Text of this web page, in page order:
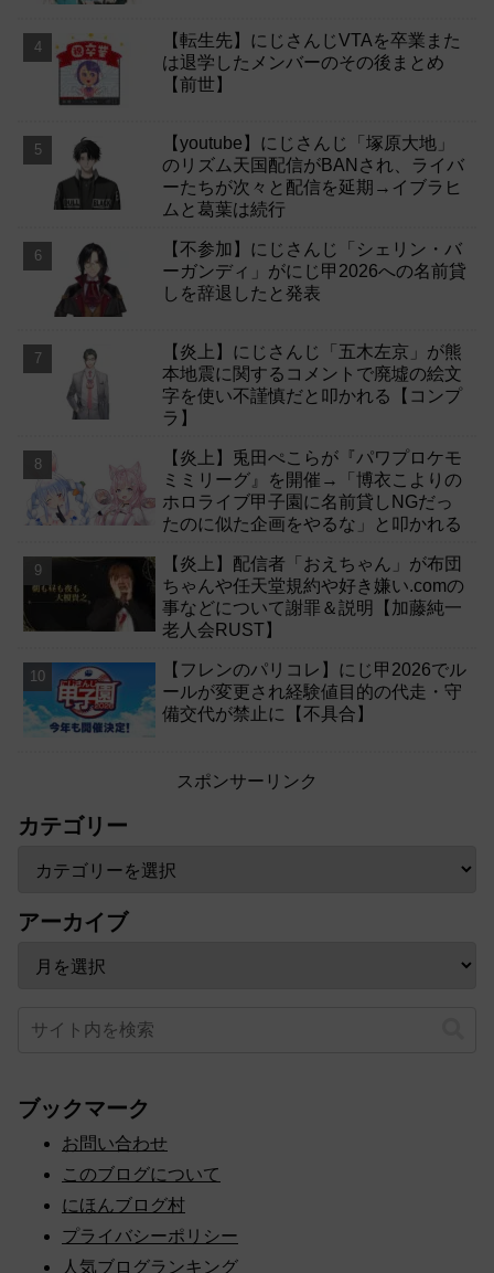
【転生先】にじさんじVTAを卒業また
は退学したメンバーのその後まとめ
【前世】
【youtube】にじさんじ「塚原大地」
のリズム天国配信がBANされ、ライバ
ーたちが次々と配信を延期→イブラヒ
ムと葛葉は続行
【不参加】にじさんじ「シェリン・バ
ーガンディ」がにじ甲2026への名前貸
しを辞退したと発表
【炎上】にじさんじ「五木左京」が熊
本地震に関するコメントで廃墟の絵文
字を使い不謹慎だと叩かれる【コンプ
ラ】
【炎上】兎田ぺこらが『パワプロケモ
ミミリーグ』を開催→「博衣こよりの
ホロライブ甲子園に名前貸しNGだっ
たのに似た企画をやるな」と叩かれる
【炎上】配信者「おえちゃん」が布団
ちゃんや任天堂規約や好き嫌い.comの
事などについて謝罪＆説明【加藤純一
老人会RUST】
【フレンのパリコレ】にじ甲2026でル
ールが変更され経験値目的の代走・守
備交代が禁止に【不具合】
スポンサーリンク
カテゴリー
アーカイブ
ブックマーク
お問い合わせ
このブログについて
にほんブログ村
プライバシーポリシー
人気ブログランキング